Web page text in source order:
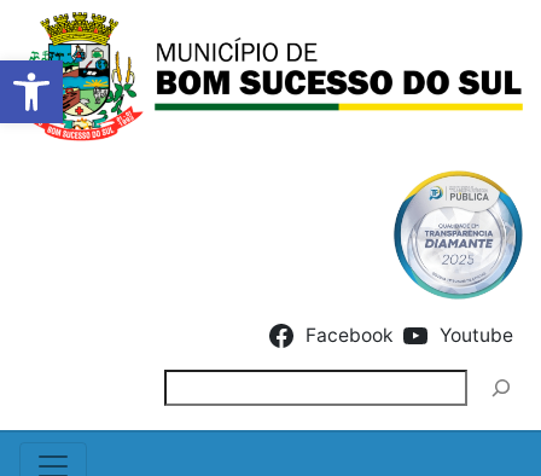
Barra de Ferramentas
Facebook Youtube